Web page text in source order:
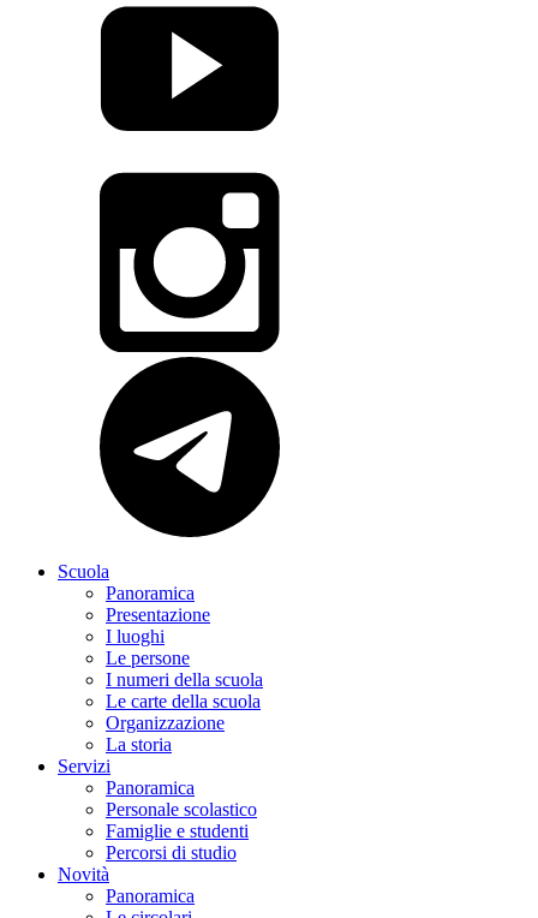
Scuola
Panoramica
Presentazione
I luoghi
Le persone
I numeri della scuola
Le carte della scuola
Organizzazione
La storia
Servizi
Panoramica
Personale scolastico
Famiglie e studenti
Percorsi di studio
Novità
Panoramica